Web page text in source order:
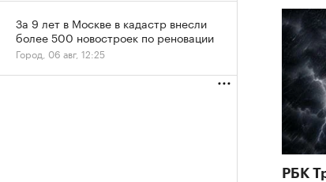
РБК
За 9 лет в Москве в кадастр внесли
более 500 новостроек по реновации
Город, 06 авг, 12:25